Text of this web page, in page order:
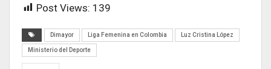
Post Views: 139
Dimayor Liga Femenina en Colombia Luz Cristina López
Ministerio del Deporte